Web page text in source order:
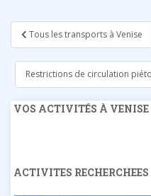
Navigation
de
l’article
Tous les transports à Venise
Restrictions de circulation
VOS ACTIVITÉS À VENISE
ACTIVITES RECHERCHEES